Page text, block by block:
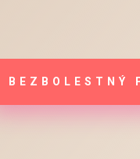
BEZBOLESTNÝ